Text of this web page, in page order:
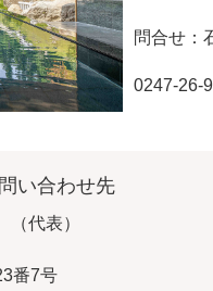
問合せ：
0247-26-
い合わせ先
代表
番7号